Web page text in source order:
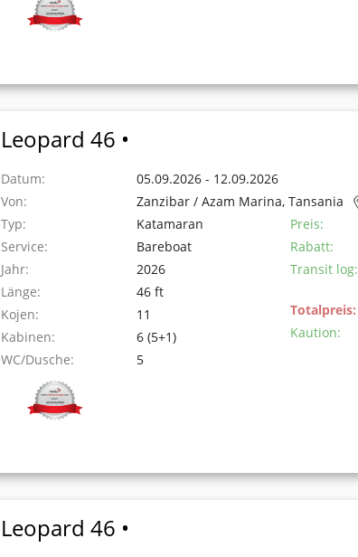
Leopard 46 •
Datum:
05.09.2026 - 12.09.2026
Von:
Zanzibar / Azam Marina, Tansania
Typ:
Katamaran
Service:
Bareboat
Jahr:
2026
Länge:
46 ft
Kojen:
11
Kabinen:
6 (5+1)
WC/Dusche:
5
Preis:
Rabatt:
Transit log:
Totalpreis:
Kaution:
Leopard 46 •